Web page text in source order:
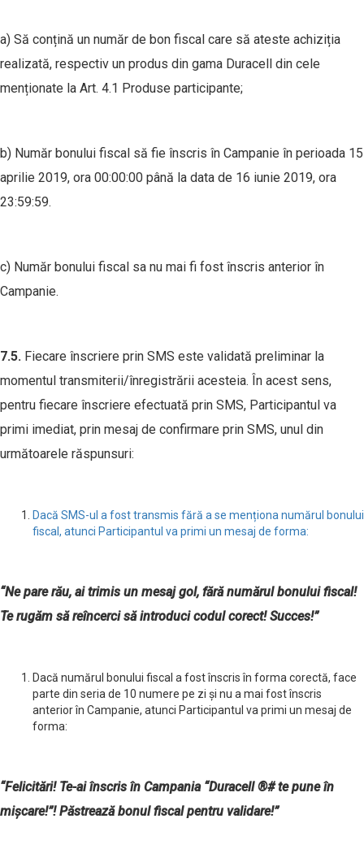
a) Să conțină un număr de bon fiscal care să ateste achiziția
realizată, respectiv un produs din gama Duracell din cele
menționate la Art. 4.1 Produse participante;
b) Număr bonului fiscal să fie înscris în Campanie în perioada 15
aprilie 2019, ora 00:00:00 până la data de 16 iunie 2019, ora
23:59:59.
c) Număr bonului fiscal sa nu mai fi fost înscris anterior în
Campanie.
7.5. Fiecare înscriere prin SMS este validată preliminar la
momentul transmiterii/înregistrării acesteia. În acest sens,
pentru fiecare înscriere efectuată prin SMS, Participantul va
primi imediat, prin mesaj de confirmare prin SMS, unul din
următoarele răspunsuri:
Dacă SMS-ul a fost transmis fără a se menționa numărul bonului
fiscal, atunci Participantul va primi un mesaj de forma:
“Ne pare rău, ai trimis un mesaj gol, fără numărul bonului fiscal!
Te rugăm să reîncerci să introduci codul corect! Succes!”
Dacă numărul bonului fiscal a fost înscris în forma corectă, face
parte din seria de 10 numere pe zi și nu a mai fost înscris
anterior în Campanie, atunci Participantul va primi un mesaj de
forma:
“Felicitări! Te-ai înscris în Campania “Duracell ®# te pune în
mișcare!”! Păstrează bonul fiscal pentru validare!”